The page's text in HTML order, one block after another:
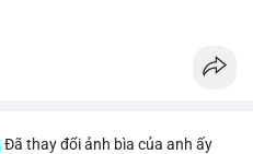
Đã thay đổi ảnh bìa của anh ấy